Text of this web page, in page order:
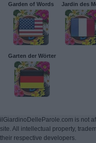
Garden of Words Jardin des
Garten der Wörter
ilGiardinoDelleParole.com is not
site. All intellectual property,
their respective developers.